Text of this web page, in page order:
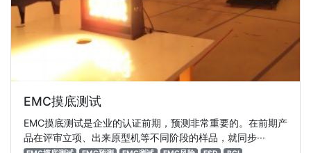
EMC摸底测试
EMC摸底测试是企业的认证前期，预测非常重要的。在前期产
品在评审立项、出来原型机等不同阶段的样品，就同步···